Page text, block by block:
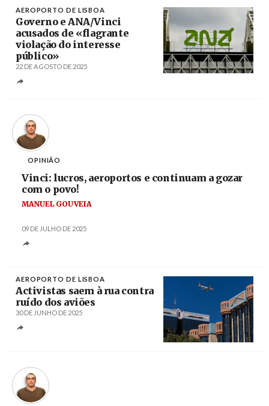
AEROPORTO DE LISBOA
Governo e ANA/Vinci
acusados de «flagrante
violação do interesse
público»
22 DE AGOSTO DE 2025
OPINIÃO
Vinci: lucros, aeroportos e continuam a gozar
com o povo!
MANUEL GOUVEIA
09 DE JULHO DE 2025
AEROPORTO DE LISBOA
Activistas saem à rua contra
ruído dos aviões
30 DE JUNHO DE 2025